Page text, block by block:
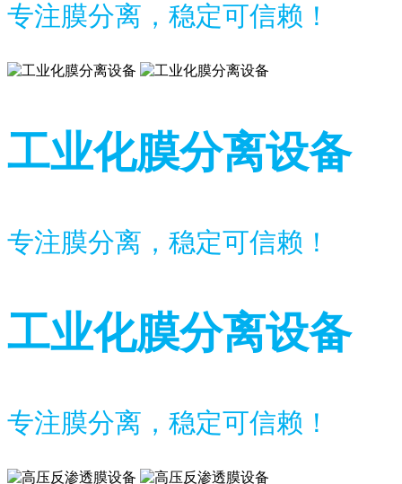
专注膜分离，稳定可信赖！
工业化膜分离设备
专注膜分离，稳定可信赖！
工业化膜分离设备
专注膜分离，稳定可信赖！